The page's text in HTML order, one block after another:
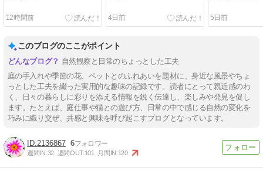
12時間前 4日前 5日前
このブログのここがポイント
自然観察と日常のちょっとした工夫
庭の手入れや季節の花、ペットとのふれあいを題材に、身近な風景やちょ
っとした工夫を綴った実用的な趣味の記録です。読者にとって親近感のわ
く、日々の暮らしに彩りを添える情報を鋭く伝達し、楽しみや発見を促し
ます。たとえば、庭仕事や猫との遊び方、日常の中で感じる自然の変化を
巧みに織り交ぜ、共感と興味を呼び起こすブログとなっています。
2136867 6
週間IN:32 週間OUT:101 月間IN:120